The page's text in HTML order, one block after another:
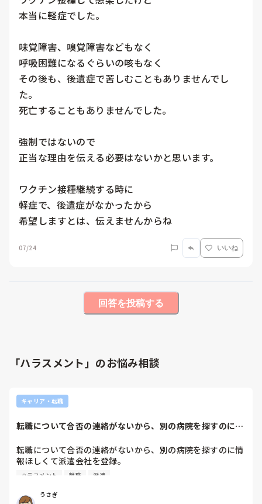
本当に軽症でした。
味覚障害、嗅覚障害などもなく
呼吸困難になるぐらいの咳もなく
その後も、後遺症で苦しむこともありませんでし
た。
死亡することもありませんでした。
強制ではないので
正当な理由を伝える必要はないかと思います。
ワクチン接種継続する時に
軽症で、後遺症がなかったから
07/24 いいね
回答を投稿する
「ハラスメント」のお悩み相談
キャリア・転職
転職について合否の連絡がないから、別の病院を探すのに情
転職について合否の連絡がないから、別の病院を探すのに情
報ほしくて派遣会社を登録。
何時間後に連絡が来て電話で話したんだけど、担当の人がマ
ハラスメント 離職 派遣
うさぎ